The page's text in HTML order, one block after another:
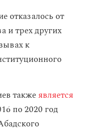
отказалось от
и трех других
к
такжеявляется
по 2020 год